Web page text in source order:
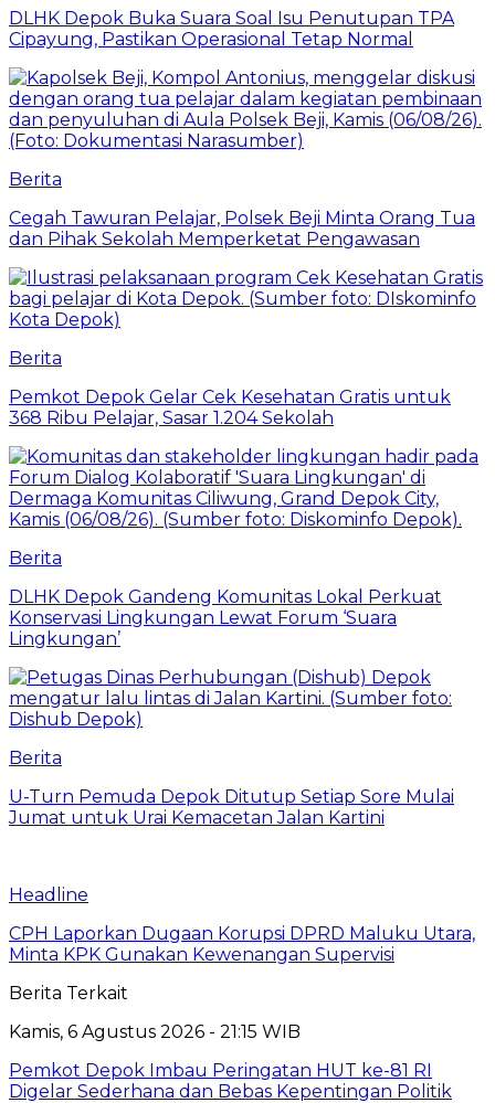
DLHK Depok Buka Suara Soal Isu Penutupan TPA
Cipayung, Pastikan Operasional Tetap Normal
Berita
Cegah Tawuran Pelajar, Polsek Beji Minta Orang Tua
dan Pihak Sekolah Memperketat Pengawasan
Berita
Pemkot Depok Gelar Cek Kesehatan Gratis untuk
368 Ribu Pelajar, Sasar 1.204 Sekolah
Berita
DLHK Depok Gandeng Komunitas Lokal Perkuat
Konservasi Lingkungan Lewat Forum ‘Suara
Lingkungan’
Berita
U-Turn Pemuda Depok Ditutup Setiap Sore Mulai
Jumat untuk Urai Kemacetan Jalan Kartini
Headline
CPH Laporkan Dugaan Korupsi DPRD Maluku Utara,
Minta KPK Gunakan Kewenangan Supervisi
Berita Terkait
Kamis, 6 Agustus 2026 - 21:15 WIB
Pemkot Depok Imbau Peringatan HUT ke-81 RI
Digelar Sederhana dan Bebas Kepentingan Politik